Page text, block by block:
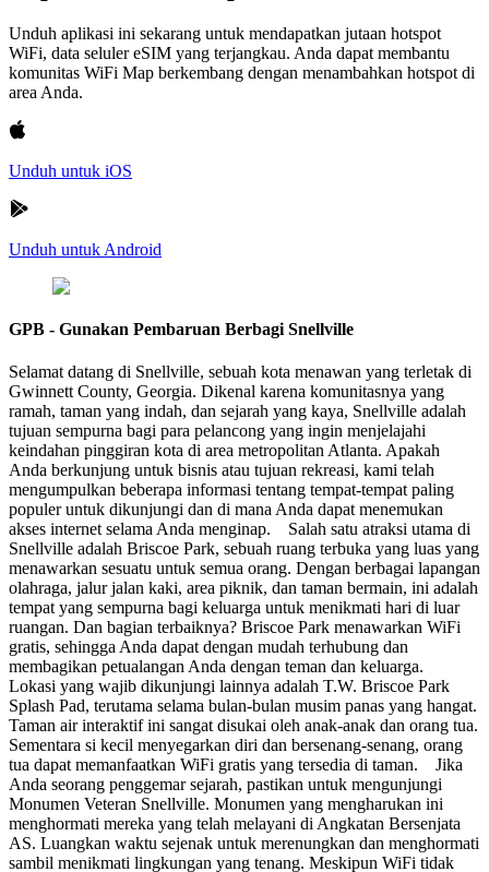
Unduh aplikasi ini sekarang untuk mendapatkan jutaan hotspot
WiFi, data seluler eSIM yang terjangkau. Anda dapat membantu
komunitas WiFi Map berkembang dengan menambahkan hotspot di
area Anda.
Unduh untuk iOS
Unduh untuk Android
GPB - Gunakan Pembaruan Berbagi Snellville
Selamat datang di Snellville, sebuah kota menawan yang terletak di
Gwinnett County, Georgia. Dikenal karena komunitasnya yang
ramah, taman yang indah, dan sejarah yang kaya, Snellville adalah
tujuan sempurna bagi para pelancong yang ingin menjelajahi
keindahan pinggiran kota di area metropolitan Atlanta. Apakah
Anda berkunjung untuk bisnis atau tujuan rekreasi, kami telah
mengumpulkan beberapa informasi tentang tempat-tempat paling
populer untuk dikunjungi dan di mana Anda dapat menemukan
akses internet selama Anda menginap. Salah satu atraksi utama di
Snellville adalah Briscoe Park, sebuah ruang terbuka yang luas yang
menawarkan sesuatu untuk semua orang. Dengan berbagai lapangan
olahraga, jalur jalan kaki, area piknik, dan taman bermain, ini adalah
tempat yang sempurna bagi keluarga untuk menikmati hari di luar
ruangan. Dan bagian terbaiknya? Briscoe Park menawarkan WiFi
gratis, sehingga Anda dapat dengan mudah terhubung dan
membagikan petualangan Anda dengan teman dan keluarga.
Lokasi yang wajib dikunjungi lainnya adalah T.W. Briscoe Park
Splash Pad, terutama selama bulan-bulan musim panas yang hangat.
Taman air interaktif ini sangat disukai oleh anak-anak dan orang tua.
Sementara si kecil menyegarkan diri dan bersenang-senang, orang
tua dapat memanfaatkan WiFi gratis yang tersedia di taman. Jika
Anda seorang penggemar sejarah, pastikan untuk mengunjungi
Monumen Veteran Snellville. Monumen yang mengharukan ini
menghormati mereka yang telah melayani di Angkatan Bersenjata
AS. Luangkan waktu sejenak untuk merenungkan dan menghormati
sambil menikmati lingkungan yang tenang. Meskipun WiFi tidak